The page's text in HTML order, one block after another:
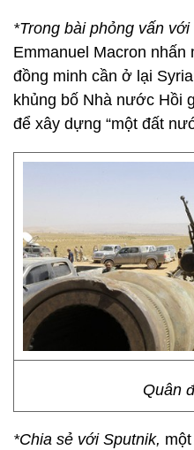
*Trong bài phỏng vấn với
Emmanuel Macron nhấn
đồng minh cần ở lại
khủng bố Nhà nước Hồi
để xây dựng “một đất
Quân
*Chia sẻ với Sputnik,